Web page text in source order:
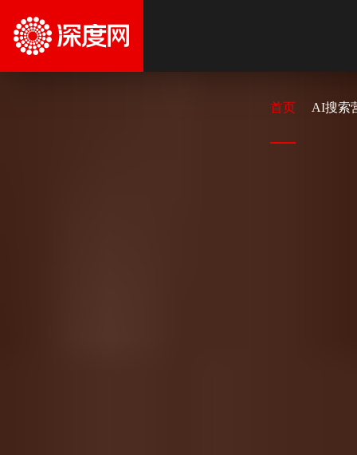
首页 AI搜索